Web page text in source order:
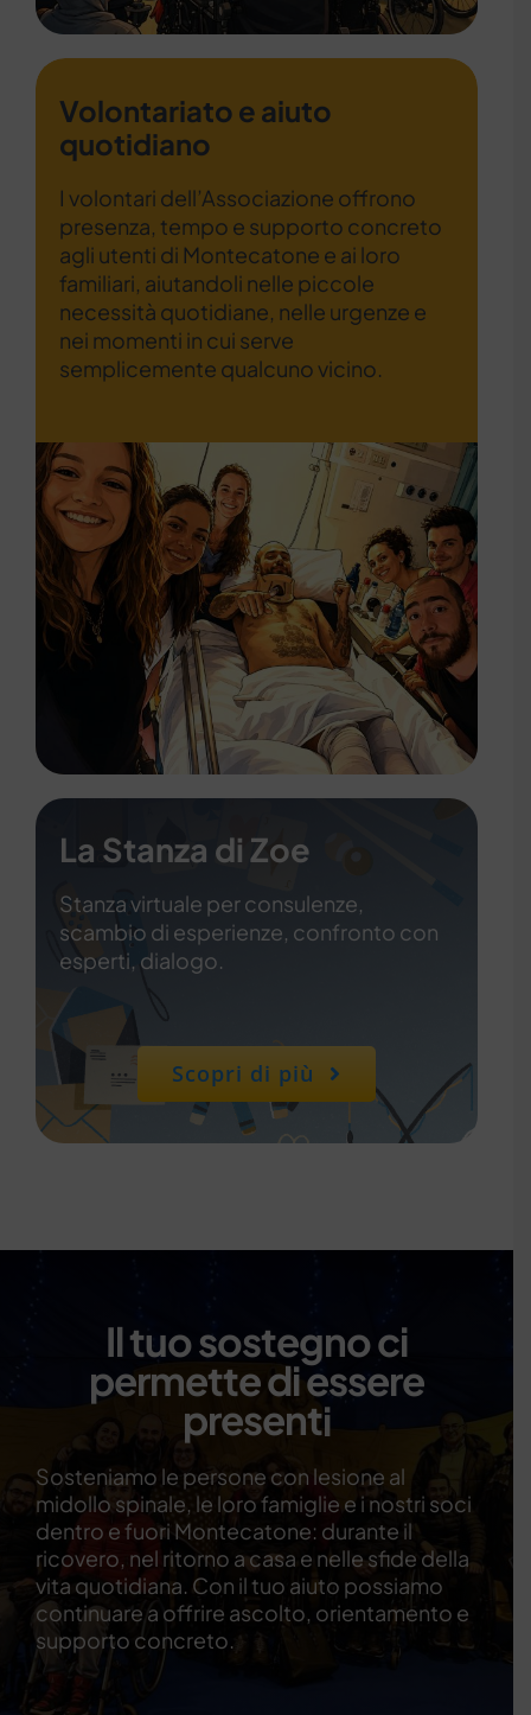
Volontariato e aiuto
quotidiano
I volontari dell’Associazione offrono
presenza, tempo e supporto concreto
agli utenti di Montecatone e ai loro
familiari, aiutandoli nelle piccole
necessità quotidiane, nelle urgenze e
nei momenti in cui serve
semplicemente qualcuno vicino.
La Stanza di Zoe
Stanza virtuale per consulenze,
scambio di esperienze, confronto con
esperti, dialogo.
Scopri di più
Iltuosostegnoci
permettediessere
presenti
Sosteniamo le persone con lesione al
midollo spinale, le loro famiglie e i nostri soci
dentro e fuori Montecatone: durante il
ricovero, nel ritorno a casa e nelle sfide della
vita quotidiana. Con il tuo aiuto possiamo
continuare a offrire ascolto, orientamento e
supporto concreto.